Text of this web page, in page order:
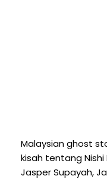
Malaysian ghost
kisah tentang
Jasper Supayah,